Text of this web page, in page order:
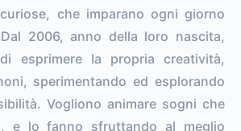
che imparano ogni giorno
2006, anno della loro nascita,
esprimere la propria creatività,
sperimentando ed esplorando
Vogliono animare sogni che
e lo fanno sfruttando al meglio